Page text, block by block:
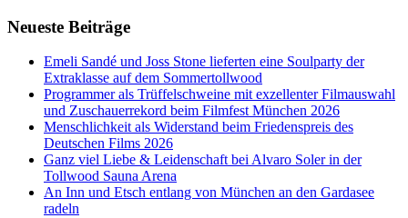
Neueste Beiträge
Emeli Sandé und Joss Stone lieferten eine Soulparty der
Extraklasse auf dem Sommertollwood
Programmer als Trüffelschweine mit exzellenter Filmauswahl
und Zuschauerrekord beim Filmfest München 2026
Menschlichkeit als Widerstand beim Friedenspreis des
Deutschen Films 2026
Ganz viel Liebe & Leidenschaft bei Alvaro Soler in der
Tollwood Sauna Arena
An Inn und Etsch entlang von München an den Gardasee
radeln